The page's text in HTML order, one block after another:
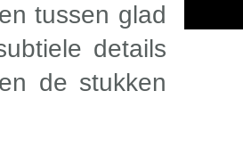
tussen glad
details
de stukken